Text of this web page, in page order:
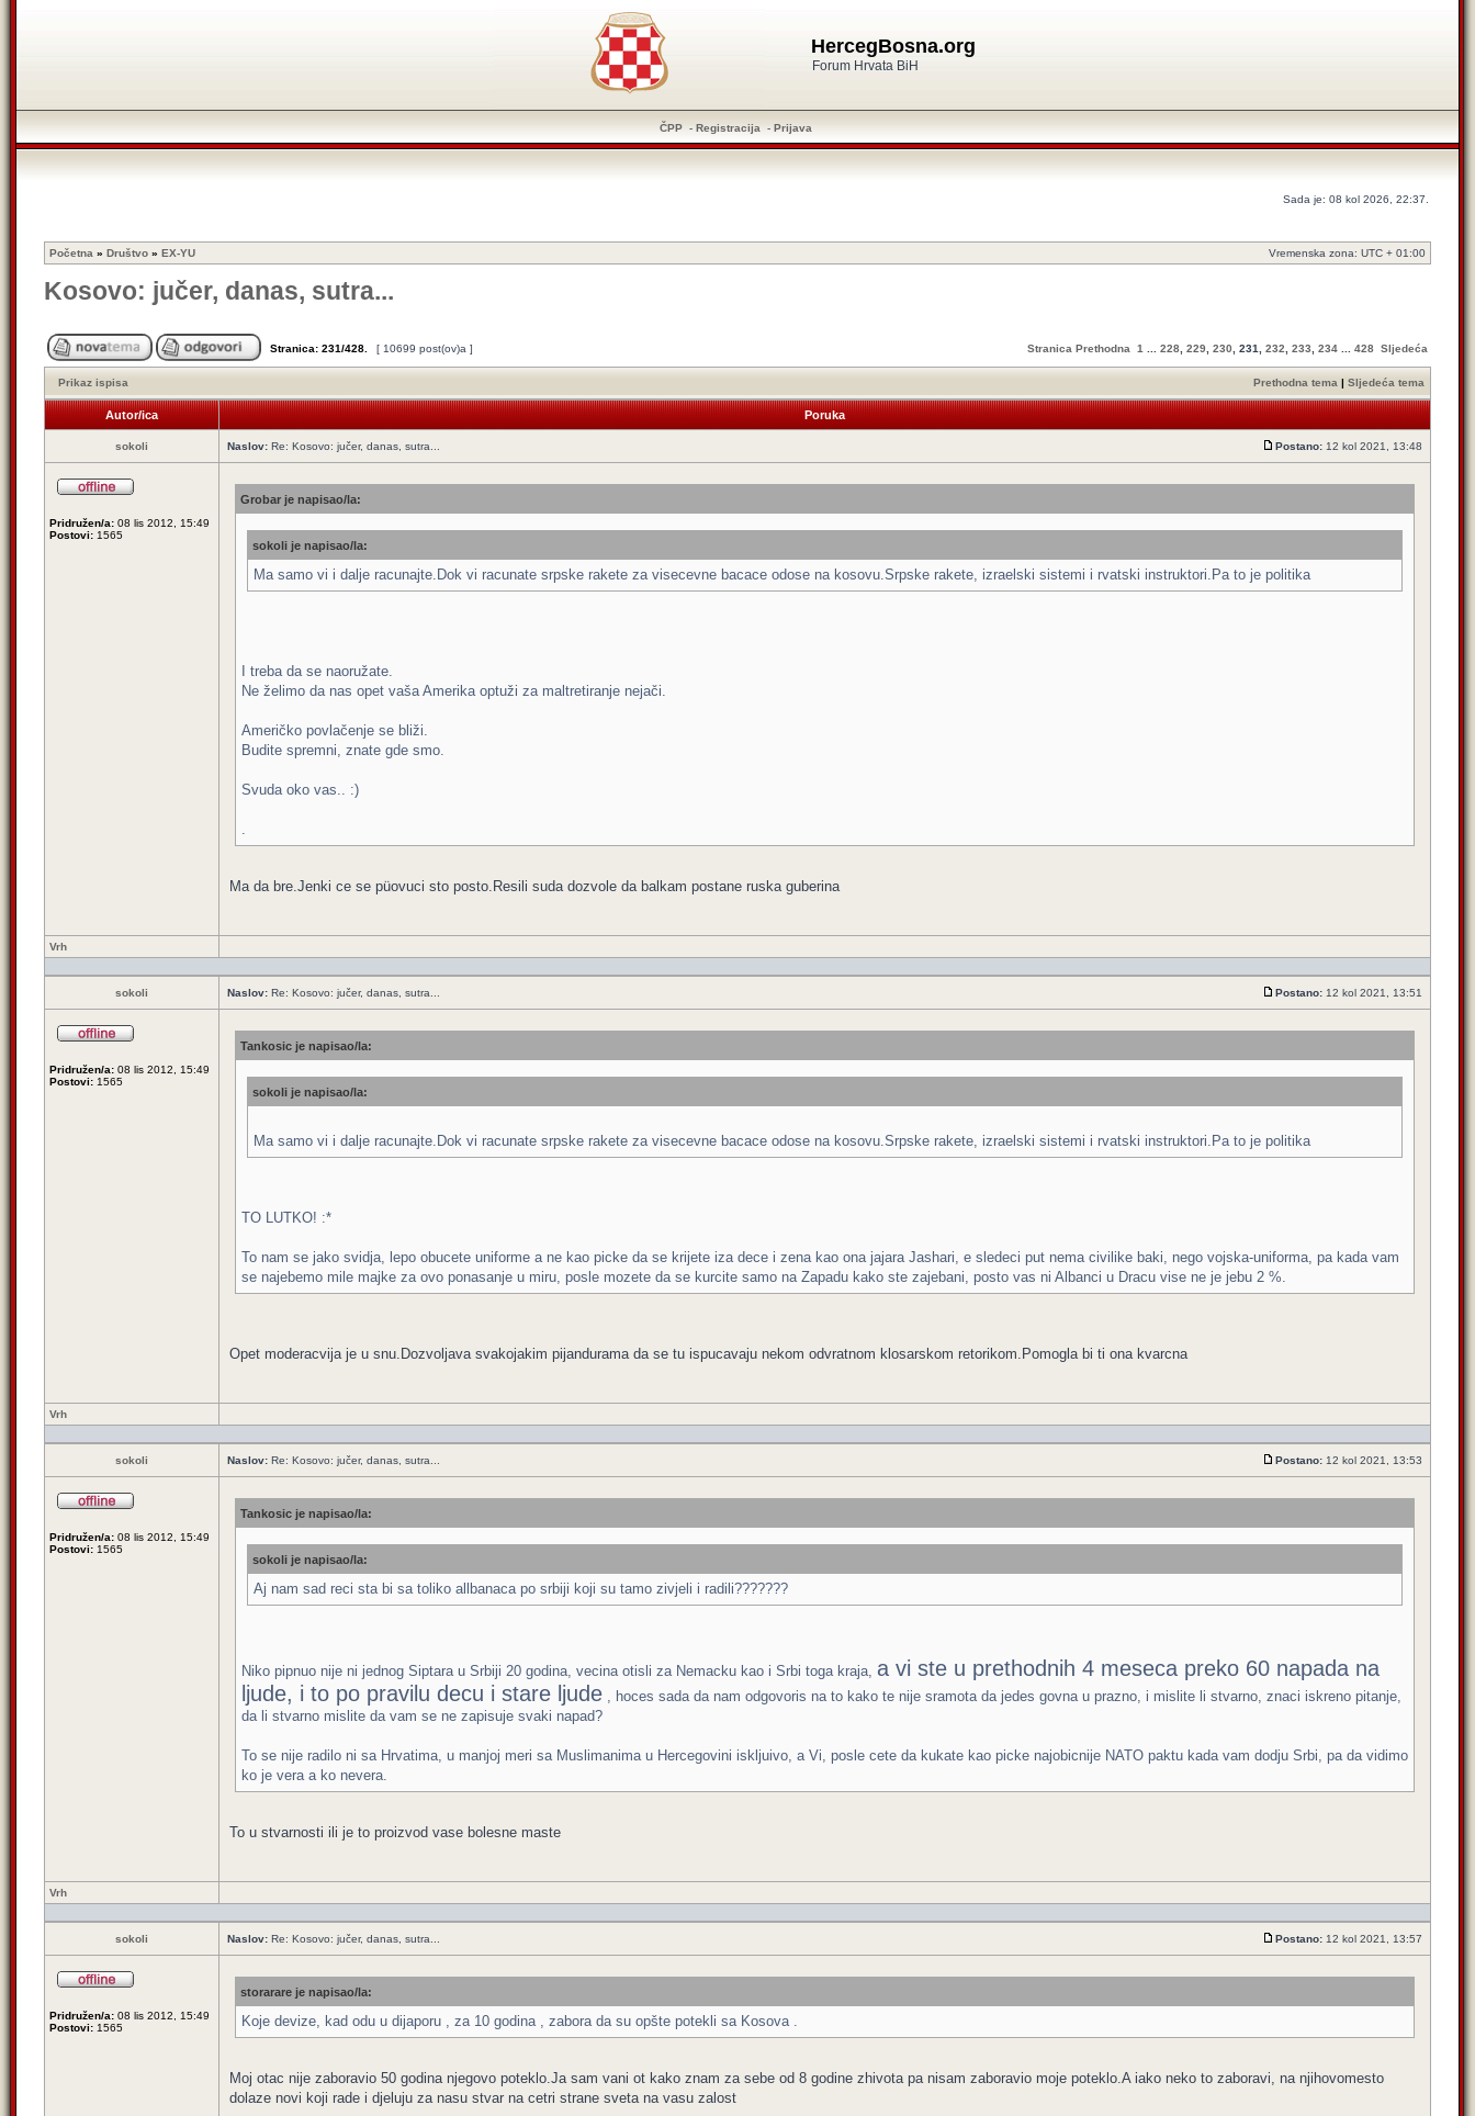
HercegBosna.org
Forum Hrvata BiH
ČPP - Registracija - Prijava
Sada je: 08 kol 2026, 22:37.
Početna » Društvo » EX-YU Vremenska zona: UTC + 01:00
Kosovo: jučer, danas, sutra...
Stranica: 231/428 [ 10699 post(ov)a ] Stranica Prethodna 1 228 229 230 231 232 233 234 428 Sljedeća
Prikaz ispisa Prethodna tema | Sljedeća tema
Autor/ica Poruka
sokoli Naslov: Re: Kosovo: jučer, danas, sutra... Postano: 12 kol 2021, 13:48
Pridružen/a: 08 lis 2012, 15:49
Postovi: 1565
Grobar je napisao/la:
sokoli je napisao/la:
Ma samo vi i dalje racunajte.Dok vi racunate srpske rakete za visecevne bacace odose na kosovu.Srpske rakete, izraelski sistemi i rvatski instruktori.Pa to je politika
I treba da se naoružate.
Ne želimo da nas opet vaša Amerika optuži za maltretiranje nejači.
Američko povlačenje se bliži.
Budite spremni, znate gde smo.
Svuda oko vas.. :)
.
Ma da bre.Jenki ce se püovuci sto posto.Resili suda dozvole da balkam postane ruska guberina
Vrh
sokoli Naslov: Re: Kosovo: jučer, danas, sutra... Postano: 12 kol 2021, 13:51
Pridružen/a: 08 lis 2012, 15:49
Postovi: 1565
Tankosic je napisao/la:
sokoli je napisao/la:
Ma samo vi i dalje racunajte.Dok vi racunate srpske rakete za visecevne bacace odose na kosovu.Srpske rakete, izraelski sistemi i rvatski instruktori.Pa to je politika
TO LUTKO! :*
To nam se jako svidja, lepo obucete uniforme a ne kao picke da se krijete iza dece i zena kao ona jajara Jashari, e sledeci put nema civilike baki, nego vojska-uniforma, pa kada vam
se najebemo mile majke za ovo ponasanje u miru, posle mozete da se kurcite samo na Zapadu kako ste zajebani, posto vas ni Albanci u Dracu vise ne je jebu 2 %.
Opet moderacvija je u snu.Dozvoljava svakojakim pijandurama da se tu ispucavaju nekom odvratnom klosarskom retorikom.Pomogla bi ti ona kvarcna
Vrh
sokoli Naslov: Re: Kosovo: jučer, danas, sutra... Postano: 12 kol 2021, 13:53
Pridružen/a: 08 lis 2012, 15:49
Postovi: 1565
Tankosic je napisao/la:
sokoli je napisao/la:
Aj nam sad reci sta bi sa toliko allbanaca po srbiji koji su tamo zivjeli i radili???????
Niko pipnuo nije ni jednog Siptara u Srbiji 20 godina, vecina otisli za Nemacku kao i Srbi toga kraja, a vi ste u prethodnih 4 meseca preko 60 napada na
ljude, i to po pravilu decu i stare ljude , hoces sada da nam odgovoris na to kako te nije sramota da jedes govna u prazno, i mislite li stvarno, znaci iskreno pitanje,
da li stvarno mislite da vam se ne zapisuje svaki napad?
To se nije radilo ni sa Hrvatima, u manjoj meri sa Muslimanima u Hercegovini iskljuivo, a Vi, posle cete da kukate kao picke najobicnije NATO paktu kada vam dodju Srbi, pa da vidimo
ko je vera a ko nevera.
To u stvarnosti ili je to proizvod vase bolesne maste
Vrh
sokoli Naslov: Re: Kosovo: jučer, danas, sutra... Postano: 12 kol 2021, 13:57
Pridružen/a: 08 lis 2012, 15:49
Postovi: 1565
storarare je napisao/la:
Koje devize, kad odu u dijaporu , za 10 godina , zabora da su opšte potekli sa Kosova .
Moj otac nije zaboravio 50 godina njegovo poteklo.Ja sam vani ot kako znam za sebe od 8 godine zhivota pa nisam zaboravio moje poteklo.A iako neko to zaboravi, na njihovomesto
dolaze novi koji rade i djeluju za nasu stvar na cetri strane sveta na vasu zalost